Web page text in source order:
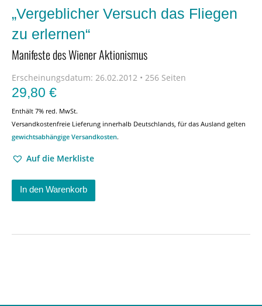
„Vergeblicher Versuch das Fliegen
zu erlernen“
Manifeste des Wiener Aktionismus
Erscheinungsdatum: 26.02.2012 • 256 Seiten
29,80 €
Enthält 7% red. MwSt.
Versandkostenfreie Lieferung innerhalb Deutschlands, für das Ausland gelten
gewichtsabhängige Versandkosten.
Auf die Merkliste
In den Warenkorb